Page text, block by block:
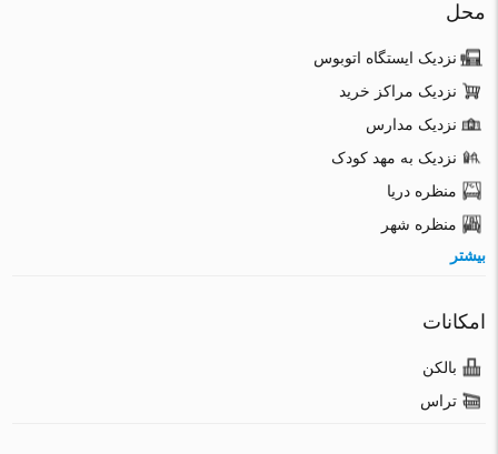
محل
نزدیک ایستگاه اتوبوس
نزدیک مراکز خرید
نزدیک مدارس
نزدیک به مهد کودک
منظره دریا
منظره شهر
بیشتر
امکانات
بالکن
تراس